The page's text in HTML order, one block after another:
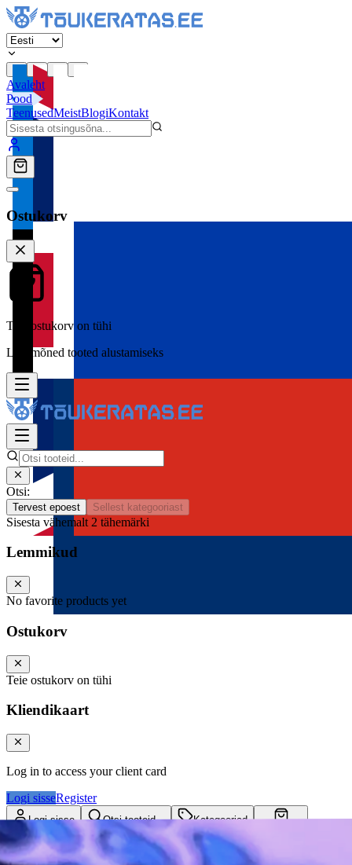
Avaleht
Pood
TeenusedMeistBlogiKontakt
Ostukorv
Teie ostukorv on tühi
Lisa mõned tooted alustamiseks
Otsi:
Tervest epoest Sellest kategooriast
Sisesta vähemalt 2 tähemärki
Lemmikud
No favorite products yet
Ostukorv
Teie ostukorv on tühi
Kliendikaart
Log in to access your client card
Logi sisseRegister
Logi sisse Otsi tooteid...
Kategooriad
Kliendikaart